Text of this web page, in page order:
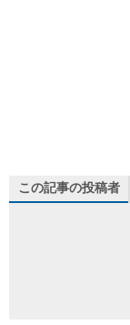
この記事の投稿者